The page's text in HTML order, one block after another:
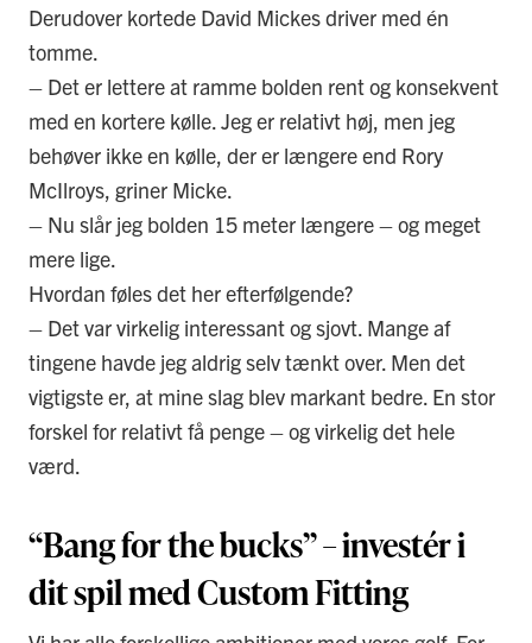
Derudover kortede David Mickes driver med én
tomme.
– Det er lettere at ramme bolden rent og konsekvent
med en kortere kølle. Jeg er relativt høj, men jeg
behøver ikke en kølle, der er længere end Rory
McIlroys, griner Micke.
– Nu slår jeg bolden 15 meter længere – og meget
mere lige.
Hvordan føles det her efterfølgende?
– Det var virkelig interessant og sjovt. Mange af
tingene havde jeg aldrig selv tænkt over. Men det
vigtigste er, at mine slag blev markant bedre. En stor
forskel for relativt få penge – og virkelig det hele
værd.
“Bang for the bucks” – investér i
dit spil med Custom Fitting